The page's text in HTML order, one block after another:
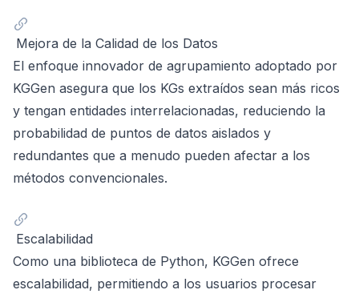
Mejora de la Calidad de los Datos
El enfoque innovador de agrupamiento adoptado por
KGGen asegura que los KGs extraídos sean más ricos
y tengan entidades interrelacionadas, reduciendo la
probabilidad de puntos de datos aislados y
redundantes que a menudo pueden afectar a los
métodos convencionales.
Escalabilidad
Como una biblioteca de Python, KGGen ofrece
escalabilidad, permitiendo a los usuarios procesar